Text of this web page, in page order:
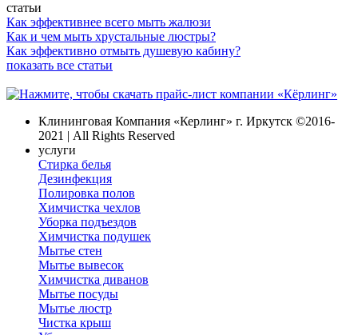
статьи
Как эффективнее всего мыть жалюзи
Как и чем мыть хрустальные люстры?
Как эффективно отмыть душевую кабину?
показать все статьи
Клининговая Компания «Керлинг» г. Иркутск ©2016-
2021 | All Rights Reserved
услуги
Стирка белья
Дезинфекция
Полировка полов
Химчистка чехлов
Уборка подъездов
Химчистка подушек
Мытье стен
Мытье вывесок
Химчистка диванов
Мытье посуды
Мытье люстр
Чистка крыш